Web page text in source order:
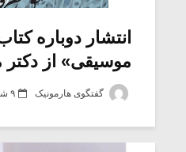
انتشار دوباره
موسیقی» از
گفتگوی هارمونیک ۹ شهریور ۱۴۰۱